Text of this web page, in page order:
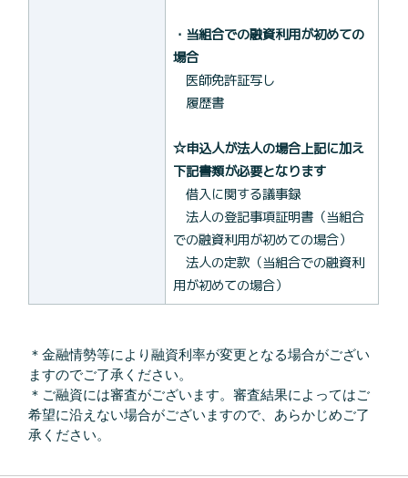
・当組合での融資利用が初めての
場合
医師免許証写し
履歴書
☆申込人が法人の場合上記に加え
下記書類が必要となります
借入に関する議事録
法人の登記事項証明書（当組合
での融資利用が初めての場合）
法人の定款（当組合での融資利
用が初めての場合）
＊金融情勢等により融資利率が変更となる場合がござい
ますのでご了承ください。
＊ご融資には審査がございます。審査結果によってはご
希望に沿えない場合がございますので、あらかじめご了
承ください。